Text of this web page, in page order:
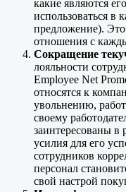
какие являются
использоваться в
предложение). Это
отношения с
Сокращение
лояльности
Employee Net
относятся к
увольнению,
своему
заинтересованы в
усилия для его
сотрудников
персонал
свой настрой